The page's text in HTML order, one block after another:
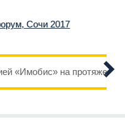
Сочи 2017
«Имобис» на